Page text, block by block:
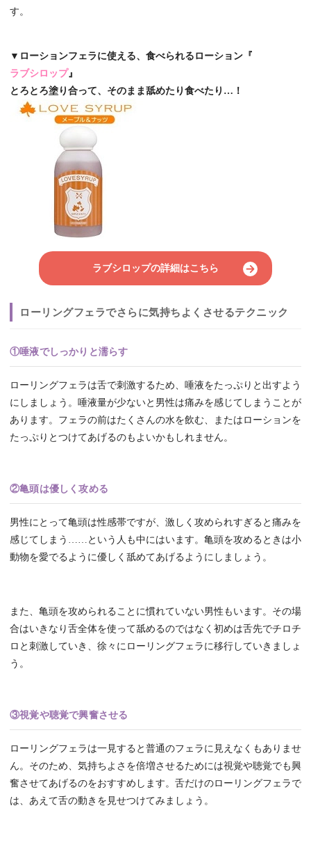
す。
▼ローションフェラに使える、食べられるローション『
ラブシロップ』
とろとろ塗り合って、そのまま舐めたり食べたり…！
ラブシロップの詳細はこちら
ローリングフェラでさらに気持ちよくさせるテクニック
①唾液でしっかりと濡らす
ローリングフェラは舌で刺激するため、唾液をたっぷりと出すよう
にしましょう。唾液量が少ないと男性は痛みを感じてしまうことが
あります。フェラの前はたくさんの水を飲む、またはローションを
たっぷりとつけてあげるのもよいかもしれません。
②亀頭は優しく攻める
男性にとって亀頭は性感帯ですが、激しく攻められすぎると痛みを
感じてしまう……という人も中にはいます。亀頭を攻めるときは小
動物を愛でるように優しく舐めてあげるようにしましょう。
また、亀頭を攻められることに慣れていない男性もいます。その場
合はいきなり舌全体を使って舐めるのではなく初めは舌先でチロチ
ロと刺激していき、徐々にローリングフェラに移行していきましょ
う。
③視覚や聴覚で興奮させる
ローリングフェラは一見すると普通のフェラに見えなくもありませ
ん。そのため、気持ちよさを倍増させるためには視覚や聴覚でも興
奮させてあげるのをおすすめします。舌だけのローリングフェラで
は、あえて舌の動きを見せつけてみましょう。